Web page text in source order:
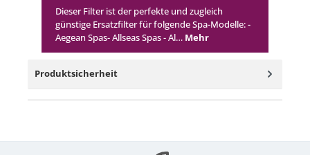
Dieser Filter ist der perfekte und zugleich
günstige Ersatzfilter für folgende Spa-Modelle: -
Aegean Spas- Allseas Spas - Al… Mehr
Produktsicherheit